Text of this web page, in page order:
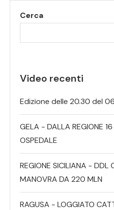
Cerca
Video recenti
Edizione delle 20.30 del
GELA - DALLA REGIONE
OSPEDALE
REGIONE SICILIANA - DDL
MANOVRA DA 220 MLN
RAGUSA - LOGGIATO